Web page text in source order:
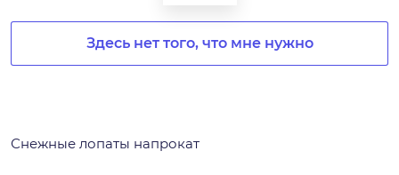
Здесь нет того, что мне нужно
Снежные лопаты напрокат